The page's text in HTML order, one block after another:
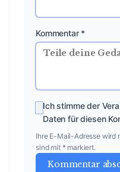
Kommentar *
Ich stimme der
Daten für diesen
Ihre E-Mail-Adresse
sind mit * markiert.
Kommentar